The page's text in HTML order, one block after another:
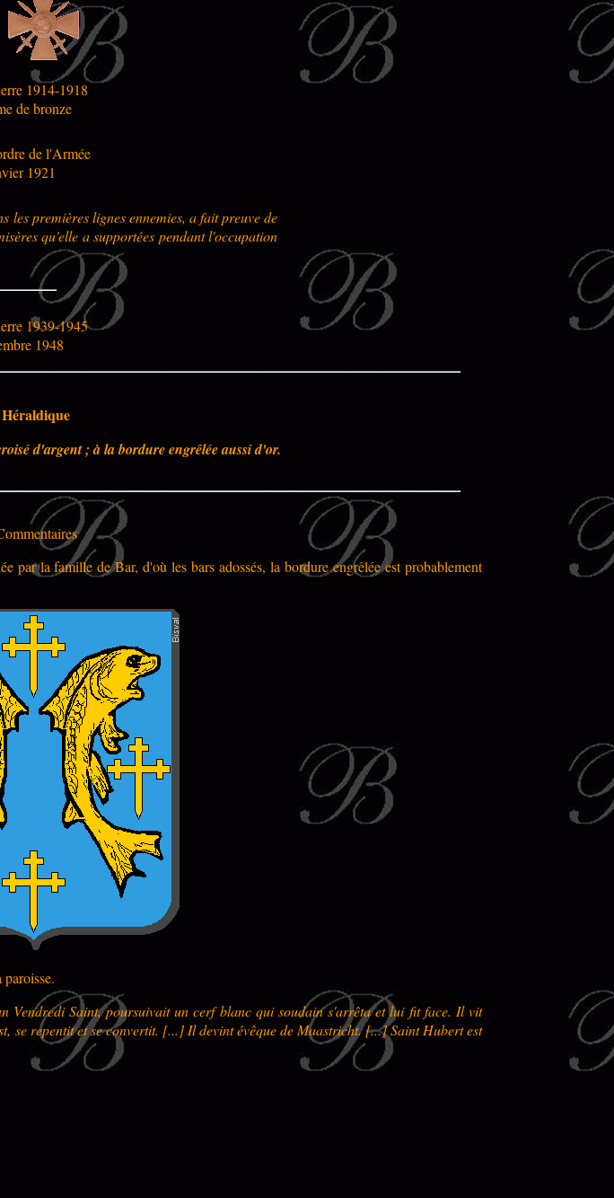
1914-1918
de bronze
de l'Armée
1921
les premières lignes ennemies, a fait preuve de
qu'elle a supportées pendant l'occupation
1939-1945
1948
Héraldique
d'argent ; à la bordure engrêlée aussi d'or.
par la famille de Bar, d'où les bars adossés, la bordure engrêlée est probablement
Vendredi Saint, poursuivait un cerf blanc qui soudain s'arrêta et lui fit face. Il vit
repentit et se convertit. [...] Il devint évêque de Maastricht. [...] Saint Hubert est